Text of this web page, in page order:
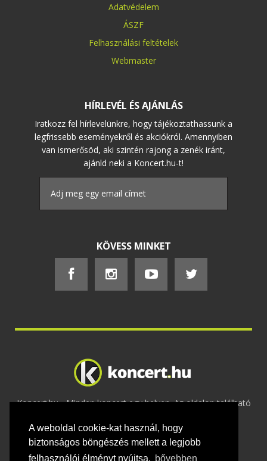
A weboldal cookie-kat használ, hogy
biztonságos böngészés mellett a legjobb
felhasználói élményt nyújtsa. bővebben
Adatvédelem
ÁSZF
Felhasználási feltételek
Webmaster
HÍRLEVÉL ÉS AJÁNLÁS
Iratkozz fel hírlevelünkre, hogy tájékoztathassunk a
legfrissebb eseményekről és akciókról. Amennyiben
van ismerősöd, aki szintén rajong a zenék iránt,
ajánld neki a Koncert.hu-t!
KÖVESS MINKET
Koncert.hu - Minden koncert egy helyen. Az oldalon található
2020 Adatvédelem-ÁSZF-Felhasználási
feltételek-Webmaster- Kapcsolat és üzenet küldés